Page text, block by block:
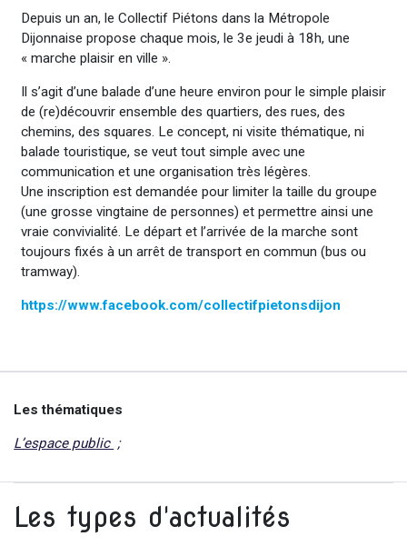
Depuis un an, le Collectif Piétons dans la Métropole
Dijonnaise propose chaque mois, le 3e jeudi à 18h, une
« marche plaisir en ville ».
Il s’agit d’une balade d’une heure environ pour le simple plaisir
de (re)découvrir ensemble des quartiers, des rues, des
chemins, des squares. Le concept, ni visite thématique, ni
balade touristique, se veut tout simple avec une
communication et une organisation très légères.
Une inscription est demandée pour limiter la taille du groupe
(une grosse vingtaine de personnes) et permettre ainsi une
vraie convivialité. Le départ et l’arrivée de la marche sont
toujours fixés à un arrêt de transport en commun (bus ou
tramway).
https://www.facebook.com/collectifpietonsdijon
Les thématiques
L’espace public
Les types d'actualités